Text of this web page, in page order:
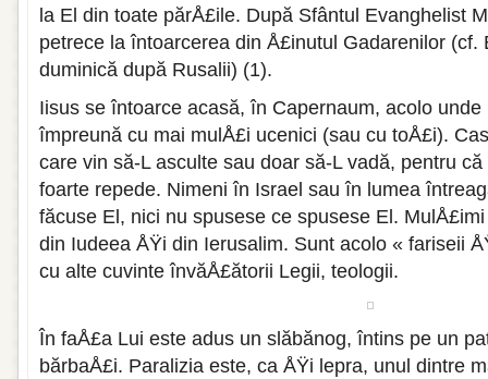
la El din toate părÅ£ile. După Sfântul Evanghelist
petrece la întoarcerea din Å£inutul Gadarenilor (cf.
duminică după Rusalii) (1).
Iisus se întoarce acasă, în Capernaum, acolo
împreună cu mai mulÅ£i ucenici (sau cu toÅ£i).
care vin să-L asculte sau doar să-L vadă, pentru
foarte repede. Nimeni în Israel sau în lumea
făcuse El, nici nu spusese ce spusese El.
din Iudeea ÅŸi din Ierusalim. Sunt acolo « fariseii
cu alte cuvinte învăÅ£ătorii Legii, teologii.
În faÅ£a Lui este adus un slăbănog, întins pe un
bărbaÅ£i. Paralizia este, ca ÅŸi lepra, unul dintre